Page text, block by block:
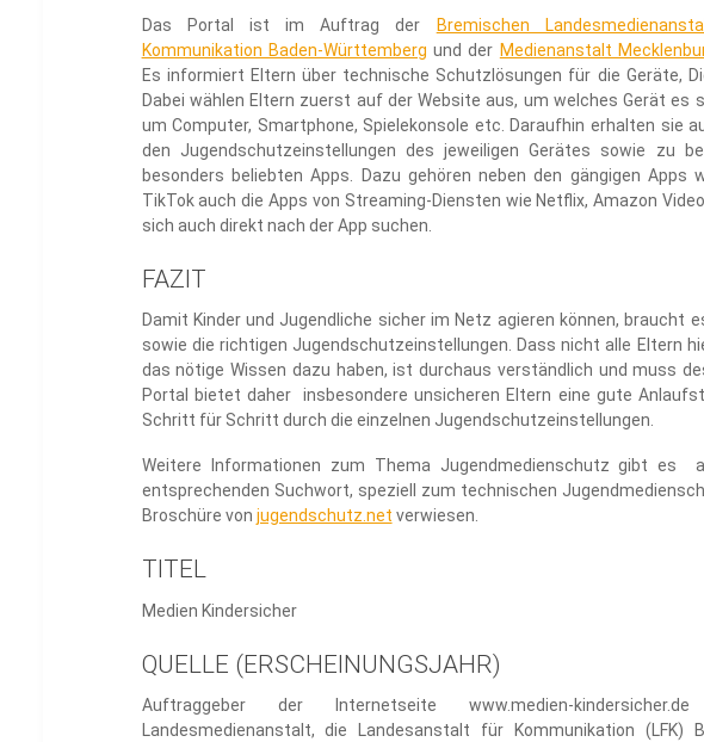
Das Portal ist im Auftrag der Bremischen
Kommunikation Baden-Württemberg und der Medienanstalt
Es informiert Eltern über technische Schutzlösungen für die Geräte,
Dabei wählen Eltern zuerst auf der Website aus, um welches Gerät es
um Computer, Smartphone, Spielekonsole etc. Daraufhin erhalten sie
den Jugendschutzeinstellungen des jeweiligen Gerätes sowie zu
besonders beliebten Apps. Dazu gehören neben den gängigen Apps
TikTok auch die Apps von Streaming-Diensten wie Netflix, Amazon
sich auch direkt nach der App suchen.
FAZIT
Damit Kinder und Jugendliche sicher im Netz agieren können, braucht
sowie die richtigen Jugendschutzeinstellungen. Dass nicht alle Eltern
das nötige Wissen dazu haben, ist durchaus verständlich und muss
Portal bietet daher insbesondere unsicheren Eltern eine gute
Schritt für Schritt durch die einzelnen Jugendschutzeinstellungen.
Weitere Informationen zum Thema Jugendmedienschutz gibt es
entsprechenden Suchwort, speziell zum technischen
Broschüre von jugendschutz.net verwiesen.
TITEL
Medien Kindersicher
QUELLE (ERSCHEINUNGSJAHR)
Auftraggeber der Internetseite www.medien-
Landesmedienanstalt, die Landesanstalt für Kommunikation (LFK)